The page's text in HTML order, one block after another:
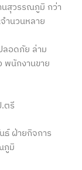
นสุวรรณภูมิ กว่า
ำนวนหลาย
ลอดภัย ล่าม
พนักงานขาย
ตรี
ธ์ ฝ่ายกิจการ
ภูมิ